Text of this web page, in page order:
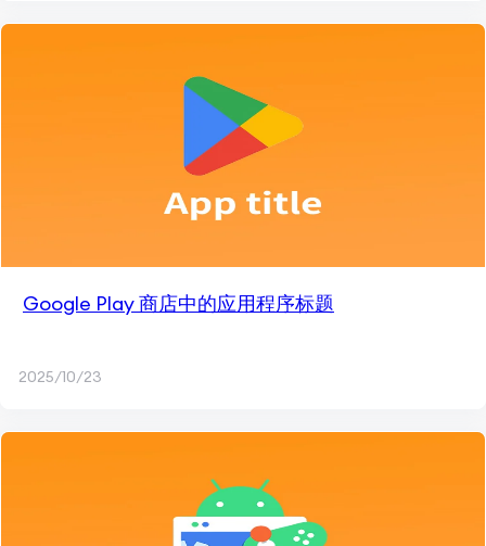
Google Play 商店中的应用程序标题
2025/10/23